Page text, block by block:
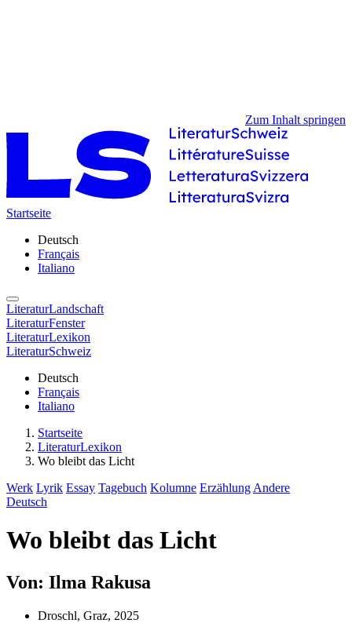
Zum Inhalt springen
Startseite
Deutsch
Français
Italiano
LiteraturLandschaft
LiteraturFenster
LiteraturLexikon
LiteraturSchweiz
Deutsch
Français
Italiano
Startseite
LiteraturLexikon
Wo bleibt das Licht
Werk Lyrik Essay Tagebuch Kolumne Erzählung Andere
Deutsch
Wo bleibt das Licht
Von: Ilma Rakusa
Droschl, Graz, 2025